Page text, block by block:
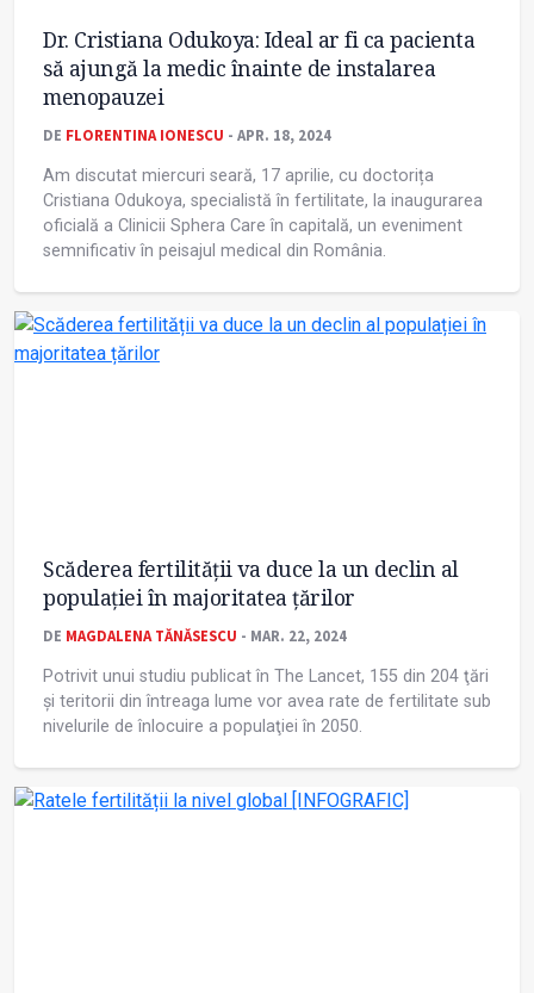
Dr. Cristiana Odukoya: Ideal ar fi ca pacienta
să ajungă la medic înainte de instalarea
menopauzei
DE FLORENTINA IONESCU - APR. 18, 2024
Am discutat miercuri seară, 17 aprilie, cu doctorița
Cristiana Odukoya, specialistă în fertilitate, la inaugurarea
oficială a Clinicii Sphera Care în capitală, un eveniment
semnificativ în peisajul medical din România.
Scăderea fertilității va duce la un declin al
populației în majoritatea țărilor
DE MAGDALENA TĂNĂSESCU - MAR. 22, 2024
Potrivit unui studiu publicat în The Lancet, 155 din 204 ţări
şi teritorii din întreaga lume vor avea rate de fertilitate sub
nivelurile de înlocuire a populaţiei în 2050.